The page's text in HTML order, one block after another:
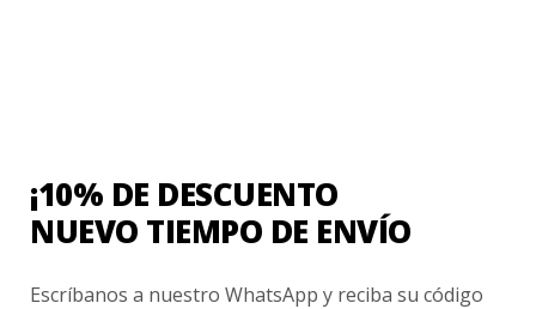
Nombre*
¡10% DE DESCUENTO
NUEVO TIEMPO DE ENVÍO
Escríbanos a nuestro WhatsApp y reciba su código